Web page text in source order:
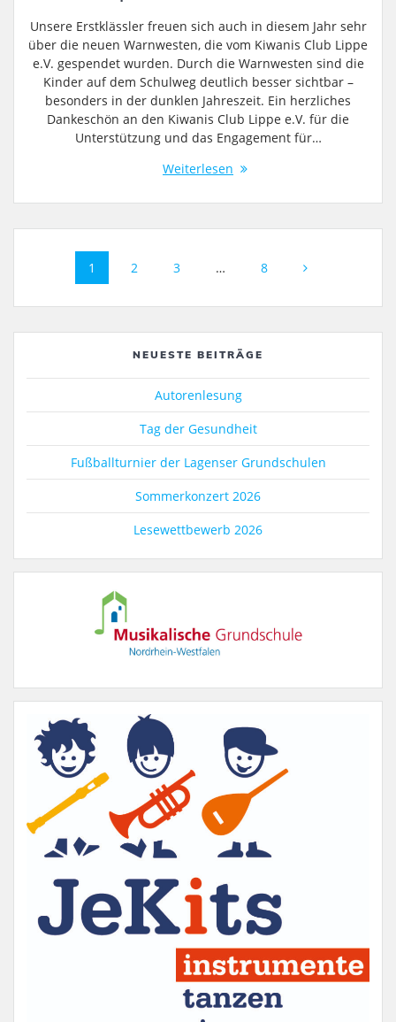
Unsere Erstklässler freuen sich auch in diesem Jahr sehr
über die neuen Warnwesten, die vom Kiwanis Club Lippe
e.V. gespendet wurden. Durch die Warnwesten sind die
Kinder auf dem Schulweg deutlich besser sichtbar –
besonders in der dunklen Jahreszeit. Ein herzliches
Dankeschön an den Kiwanis Club Lippe e.V. für die
Unterstützung und das Engagement für…
Weiterlesen
Beitragsnavigation
Seite
1 Seite
2 Seite
3 … Seite
8
NEUESTE BEITRÄGE
Autorenlesung
Tag der Gesundheit
Fußballturnier der Lagenser Grundschulen
Sommerkonzert 2026
Lesewettbewerb 2026